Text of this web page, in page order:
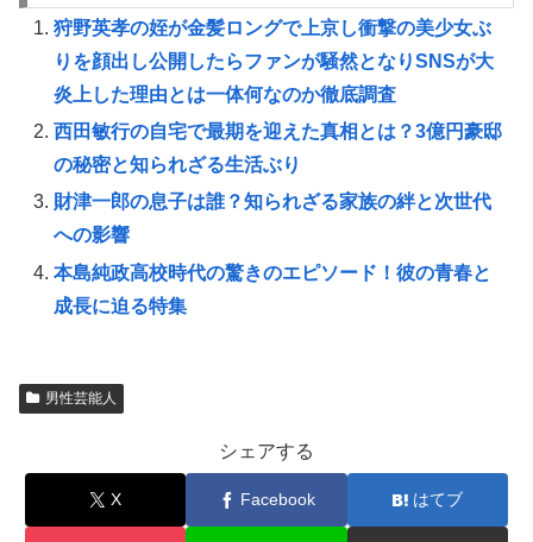
狩野英孝の姪が金髪ロングで上京し衝撃の美少女ぶ
りを顔出し公開したらファンが騒然となりSNSが大
炎上した理由とは一体何なのか徹底調査
西田敏行の自宅で最期を迎えた真相とは？3億円豪邸
の秘密と知られざる生活ぶり
財津一郎の息子は誰？知られざる家族の絆と次世代
への影響
本島純政高校時代の驚きのエピソード！彼の青春と
成長に迫る特集
男性芸能人
シェアする
X Facebook はてブ